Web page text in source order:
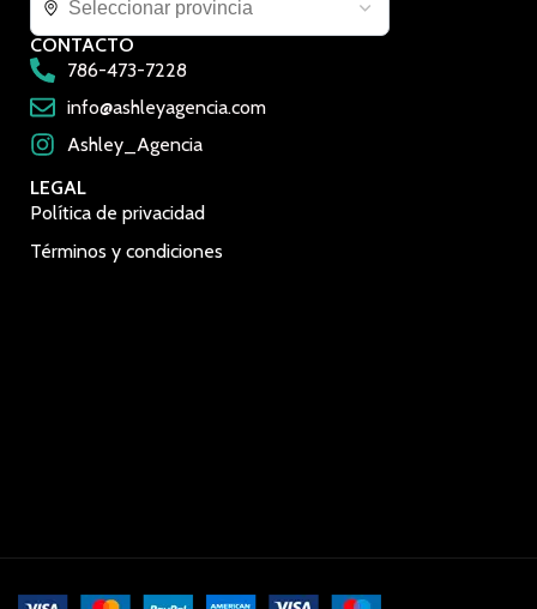
CONTACTO
786-473-7228
info@ashleyagencia.com
Ashley_Agencia
LEGAL
Política de privacidad
Términos y condiciones